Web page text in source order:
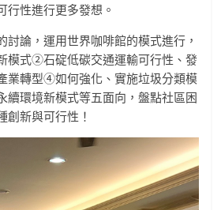
行性進行更多發想。
討論，運用世界咖啡館的模式進行，
模式➁石碇低碳交通運輸可行性、發
業轉型➃如何強化、實施垃圾分類模
環境新模式等五面向，盤點社區困
創新與可行性！